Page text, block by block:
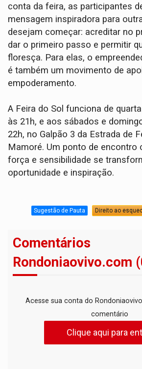
conta da feira, as participantes
mensagem inspiradora para
desejam começar: acreditar no
dar o primeiro passo e permitir
floresça. Para elas, o
é também um movimento de
empoderamento.
A Feira do Sol funciona de
às 21h, e aos sábados e
22h, no Galpão 3 da Estrada de
Mamoré. Um ponto de encontro
força e sensibilidade se
oportunidade e inspiração.
Sugestão de Pauta Direito ao
Comentários
Rondoniaovivo.com
Acesse sua conta do
comentário
Clique aqui para